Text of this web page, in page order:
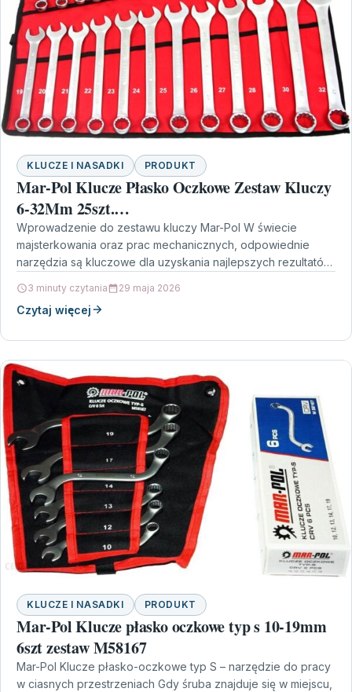
KLUCZE I NASADKI PRODUKT
Mar-Pol Klucze Płasko Oczkowe Zestaw Kluczy
6-32Mm 25szt.
KLUCZEPŁASKOOCZKOWEM58149C
Wprowadzenie do zestawu kluczy Mar-Pol W świecie
majsterkowania oraz prac mechanicznych, odpowiednie
narzędzia są kluczowe dla uzyskania najlepszych rezultatów.
3 minuty czytania 29 maja 2026
Czytaj więcej
KLUCZE I NASADKI PRODUKT
Mar-Pol Klucze płasko oczkowe typ s 10-19mm
6szt zestaw M58167
Mar-Pol Klucze płasko-oczkowe typ S – narzędzie do pracy
w ciasnych przestrzeniach Gdy śruba znajduje się w miejscu,